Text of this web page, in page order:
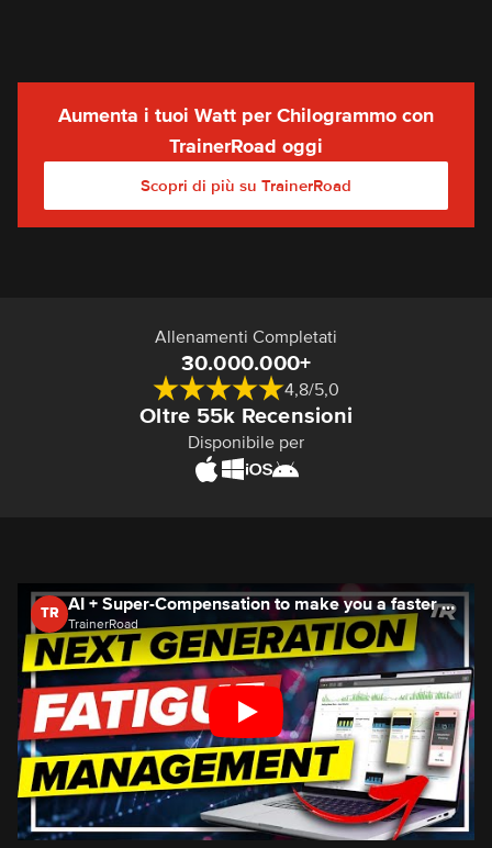
Aumenta i tuoi Watt per Chilogrammo con
TrainerRoad oggi
Scopri di più su TrainerRoad
Allenamenti Completati
30.000.000+
4,8/5,0
Oltre 55k Recensioni
Disponibile per
TR AI + Super-Compensation to make you a faster cyclist 🏆
TrainerRoad